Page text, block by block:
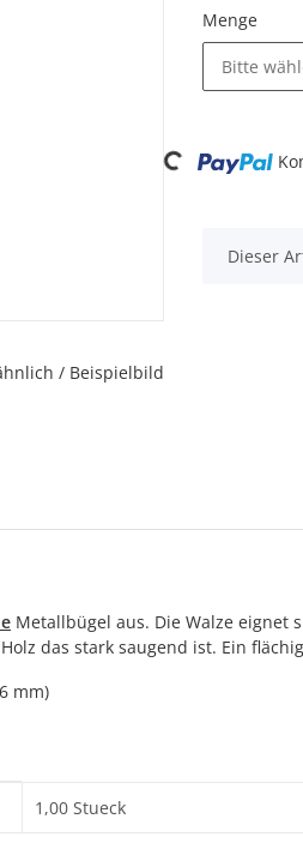
/ Beispielbild
Menge
Bitte
Loading...
x
Dieser
Metallbügel aus. Die Walze eignet
das stark saugend ist. Ein
mm)
1,00 Stueck